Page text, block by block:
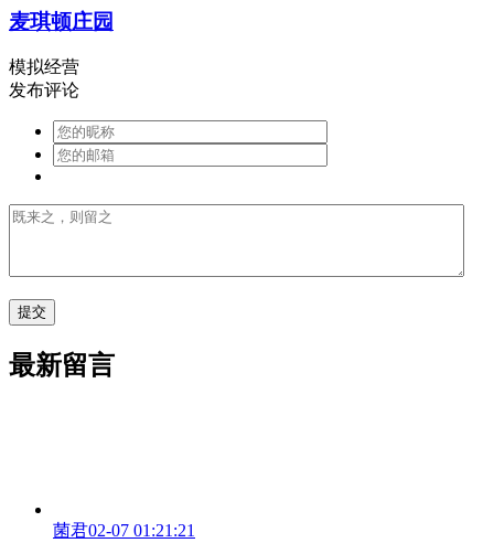
麦琪顿庄园
模拟经营
发布评论
最新留言
菌君02-07 01:21:21